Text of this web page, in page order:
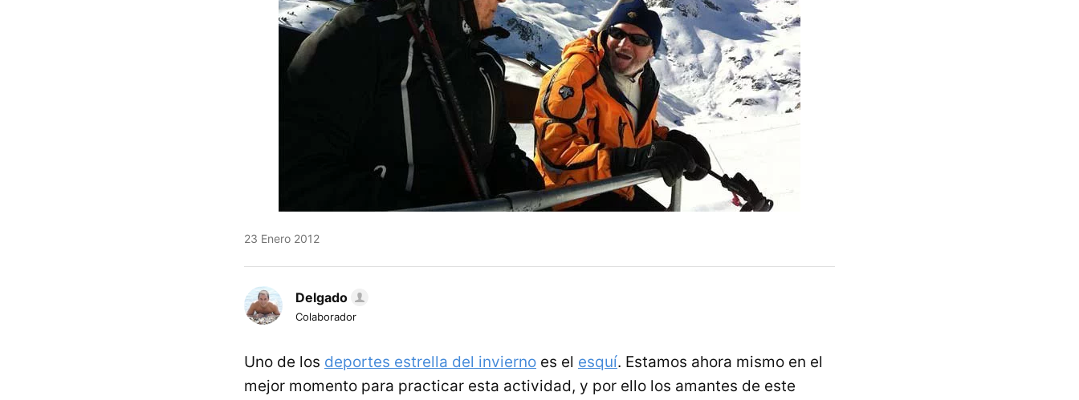
23 Enero 2012
Delgado
Colaborador
Uno de los deportes estrella del invierno es el esquí. Estamos ahora mismo en el
mejor momento para practicar esta actividad, y por ello los amantes de este